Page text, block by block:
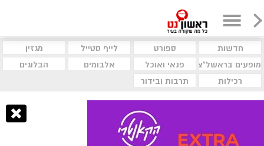
חדשות ספורט לייף סטייל
מגזין
מופעים בראשל"צ
פנאי ואוכל אלבומים
הבלוגים
רכילות
תרבות ובידור